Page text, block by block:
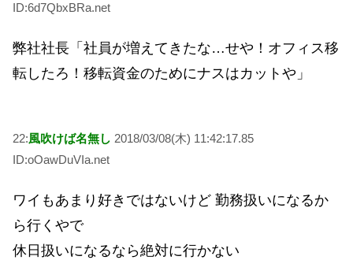
ID:6d7QbxBRa.net
弊社社長「社員が増えてきたな…せや！オフィス移
転したろ！移転資金のためにナスはカットや」
22:風吹けば名無し 2018/03/08(木) 11:42:17.85
ID:oOawDuVIa.net
ワイもあまり好きではないけど 勤務扱いになるか
ら行くやで
休日扱いになるなら絶対に行かない